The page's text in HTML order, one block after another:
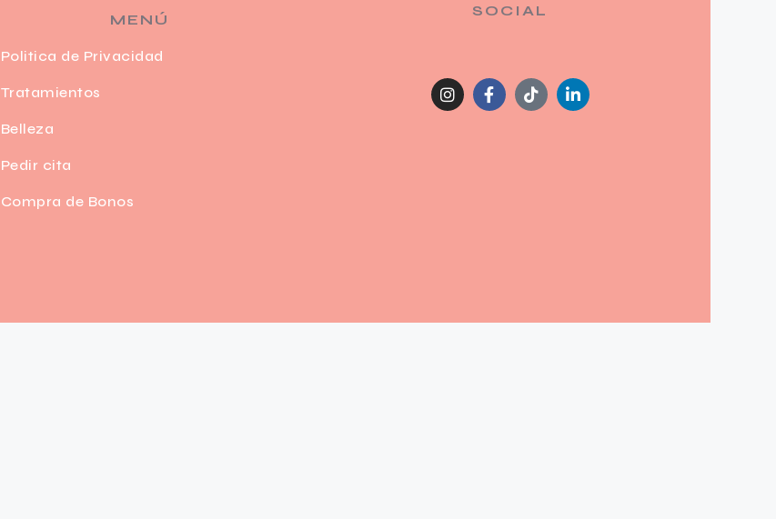
MENÚ
Politica de Privacidad
Tratamientos
Belleza
Pedir cita
Compra de Bonos
SOCIAL